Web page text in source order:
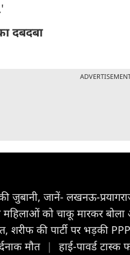
दबदबा
जानें- लखनऊ-
को चाकू मारकर
शरीफ की पार्टी पर भड़की PPP
मौत | हाई-पावर्ड